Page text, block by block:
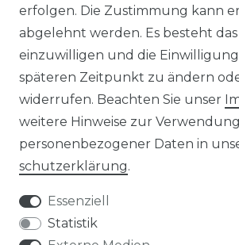
ÜBER UNS
PHILOSOPHIE
LIVIPUR MÖBEL
Bei Fragen schnelle und nette
erfolgen. Die Zustimmung kann
abgelehnt werden. Es besteht
einzuwilligen und die
späteren Zeitpunkt zu ändern
widerrufen. Beachten Sie unser
weitere Hinweise zur Verwendung
personenbezogener Daten in
schutz­erklärung.
Essenziell
Statistik